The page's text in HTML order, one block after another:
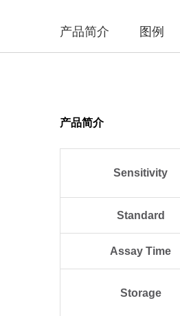
产品简介 图例
产品简介
Sensitivity
Standard
Assay Time
Storage